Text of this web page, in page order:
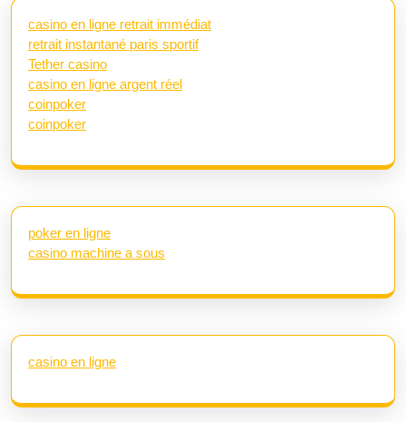
casino en ligne retrait immédiat
retrait instantané paris sportif
Tether casino
casino en ligne argent réel
coinpoker
coinpoker
poker en ligne
casino machine a sous
casino en ligne